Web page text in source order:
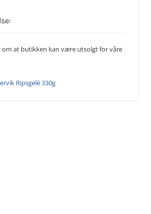
om at butikken kan være utsolgt for våre
Ripsgelé 330g